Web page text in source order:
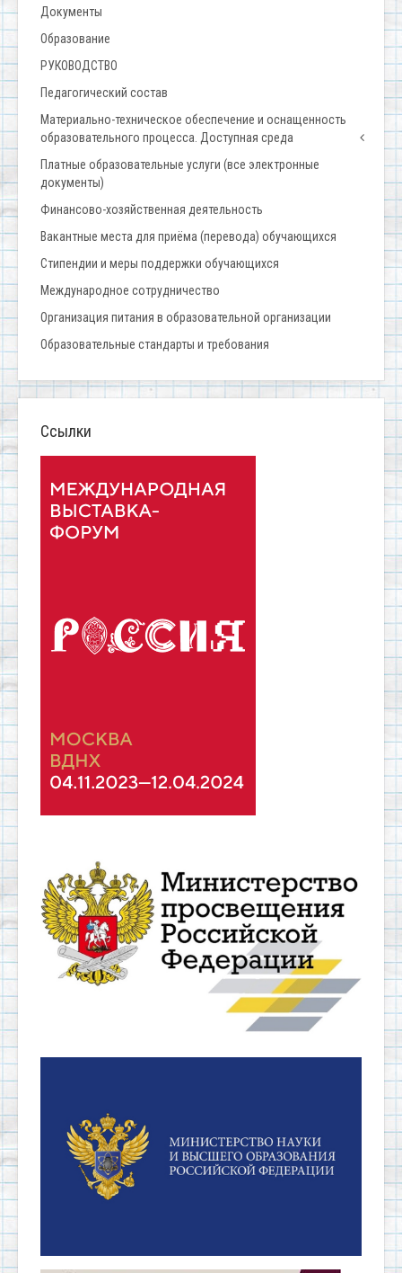
Документы
Образование
РУКОВОДСТВО
Педагогический состав
Материально-техническое обеспечение и оснащенность
образовательного процесса. Доступная среда
Платные образовательные услуги (все электронные
документы)
Финансово-хозяйственная деятельность
Вакантные места для приёма (перевода) обучающихся
Стипендии и меры поддержки обучающихся
Международное сотрудничество
Организация питания в образовательной организации
Образовательные стандарты и требования
Ссылки